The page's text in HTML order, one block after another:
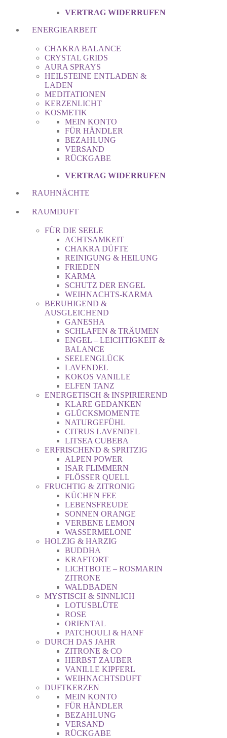
VERTRAG WIDERRUFEN
ENERGIEARBEIT
CHAKRA BALANCE
CRYSTAL GRIDS
AURA SPRAYS
HEILSTEINE ENTLADEN &
LADEN
MEDITATIONEN
KERZENLICHT
KOSMETIK
MEIN KONTO
FÜR HÄNDLER
BEZAHLUNG
VERSAND
RÜCKGABE
VERTRAG WIDERRUFEN
RAUHNÄCHTE
RAUMDUFT
FÜR DIE SEELE
ACHTSAMKEIT
CHAKRA DÜFTE
REINIGUNG & HEILUNG
FRIEDEN
KARMA
SCHUTZ DER ENGEL
WEIHNACHTS-KARMA
BERUHIGEND &
AUSGLEICHEND
GANESHA
SCHLAFEN & TRÄUMEN
ENGEL – LEICHTIGKEIT &
BALANCE
SEELENGLÜCK
LAVENDEL
KOKOS VANILLE
ELFEN TANZ
ENERGETISCH & INSPIRIEREND
KLARE GEDANKEN
GLÜCKSMOMENTE
NATURGEFÜHL
CITRUS LAVENDEL
LITSEA CUBEBA
ERFRISCHEND & SPRITZIG
ALPEN POWER
ISAR FLIMMERN
FLÖSSER QUELL
FRUCHTIG & ZITRONIG
KÜCHEN FEE
LEBENSFREUDE
SONNEN ORANGE
VERBENE LEMON
WASSERMELONE
HOLZIG & HARZIG
BUDDHA
KRAFTORT
LICHTBOTE – ROSMARIN
ZITRONE
WALDBADEN
MYSTISCH & SINNLICH
LOTUSBLÜTE
ROSE
ORIENTAL
PATCHOULI & HANF
DURCH DAS JAHR
ZITRONE & CO
HERBST ZAUBER
VANILLE KIPFERL
WEIHNACHTSDUFT
DUFTKERZEN
MEIN KONTO
FÜR HÄNDLER
BEZAHLUNG
VERSAND
RÜCKGABE